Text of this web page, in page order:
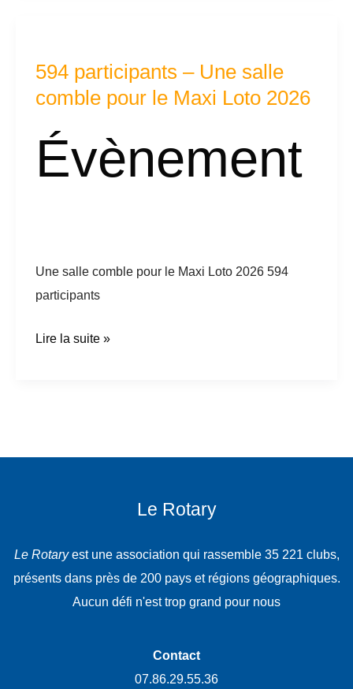
594 participants – Une salle
comble pour le Maxi Loto 2026
Évènement
Une salle comble pour le Maxi Loto 2026 594
participants
–
Une
comble
pour
2026
Lire la suite »
Le Rotary
Le Rotaryest une association qui rassemble 35 221 clubs,
présents dans près de 200 pays et régions géographiques.
Aucun défi n'est trop grand pour nous
Contact
07.86.29.55.36